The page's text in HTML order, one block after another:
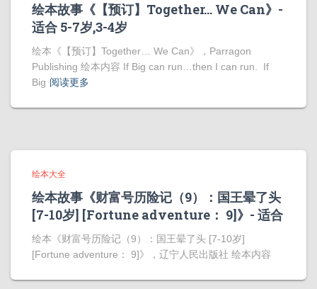
绘本故事《【预订】Together… We Can》-
适合 5-7岁,3-4岁
绘本《【预订】Together… We Can》，Parragon
Publishing 绘本内容 If Big can run…then I can run. If
Big 阅读更多
绘本大全
绘本故事《财富号历险记（9）：国王晕了头
[7-10岁] [Fortune adventure： 9]》- 适合
绘本《财富号历险记（9）：国王晕了头 [7-10岁]
[Fortune adventure： 9]》，辽宁人民出版社 绘本内容